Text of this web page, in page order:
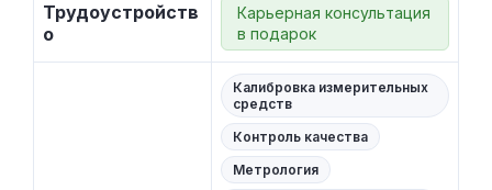
Трудоустройств
о
Карьерная консультация
в подарок
Калибровка измерительных
средств
Контроль качества
Метрология